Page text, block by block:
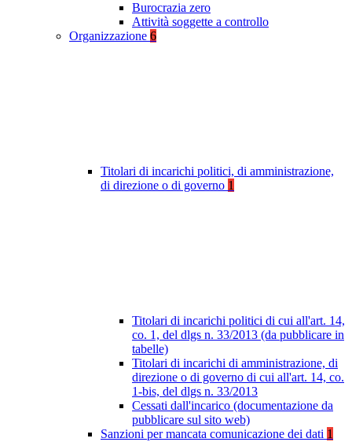
Burocrazia zero
Attività soggette a controllo
Organizzazione 6
Titolari di incarichi politici, di amministrazione,
di direzione o di governo 1
Titolari di incarichi politici di cui all'art. 14,
co. 1, del dlgs n. 33/2013 (da pubblicare in
tabelle)
Titolari di incarichi di amministrazione, di
direzione o di governo di cui all'art. 14, co.
1-bis, del dlgs n. 33/2013
Cessati dall'incarico (documentazione da
pubblicare sul sito web)
Sanzioni per mancata comunicazione dei dati 1